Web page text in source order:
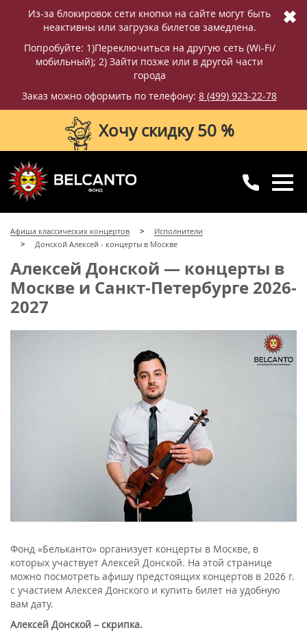
Из-за блокировок сети кнопки на сайте могут быть
неактивны или загрузка билетов замедлена.
Попробуйте: 1)Переключиться на другую сеть (Wi-Fi/
мобильный); 2) Зайти позже или в другой части
города
Заказ можно оформить по телефону: 8 (499) 923-22-78
✖
Хочу скидку 50 %
8 (499) 923-22-78
с 10:00 до 20:00
Афиша классических концертов
Исполнители
Донской Алексей - концерты в Москве
Алексей Донской — концерты в
Москве и Санкт-Петербурге 2026-
2027
Фонд «Бельканто» организует концерты в Москве, в
которых участвует Алексей Донской. На этой странице
можно посмотреть афишу предстоящих концертов в 2026 г.
с участием Алексея Донского и купить билет на удобную
вам дату.
Алексей Донской – скрипка.